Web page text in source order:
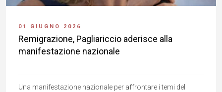
01 GIUGNO 2026
Remigrazione, Pagliariccio aderisce alla
manifestazione nazionale
Una manifestazione nazionale per affrontare i temi del